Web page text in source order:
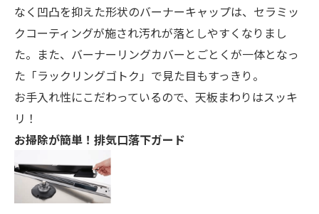
なく凹凸を抑えた形状のバーナーキャップは、セラミッ
クコーティングが施され汚れが落としやすくなりまし
た。また、バーナーリングカバーとごとくが一体となっ
た「ラックリングゴトク」で見た目もすっきり。
お手入れ性にこだわっているので、天板まわりはスッキ
リ！
お掃除が簡単！排気口落下ガード